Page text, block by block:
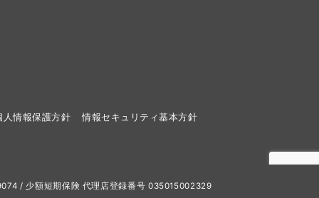
人情報保護方針 情報セキュリティ基本方針
/ 少額短期保険 代理店登録番号 035015002329